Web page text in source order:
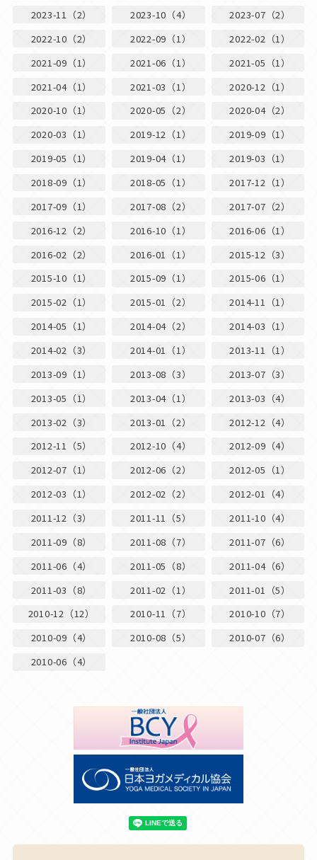
2023-11（2）
2023-10（4）
2023-07（2）
2022-10（2）
2022-09（1）
2022-02（1）
2021-09（1）
2021-06（1）
2021-05（1）
2021-04（1）
2021-03（1）
2020-12（1）
2020-10（1）
2020-05（2）
2020-04（2）
2020-03（1）
2019-12（1）
2019-09（1）
2019-05（1）
2019-04（1）
2019-03（1）
2018-09（1）
2018-05（1）
2017-12（1）
2017-09（1）
2017-08（2）
2017-07（2）
2016-12（2）
2016-10（1）
2016-06（1）
2016-02（2）
2016-01（1）
2015-12（3）
2015-10（1）
2015-09（1）
2015-06（1）
2015-02（1）
2015-01（2）
2014-11（1）
2014-05（1）
2014-04（2）
2014-03（1）
2014-02（3）
2014-01（1）
2013-11（1）
2013-09（1）
2013-08（3）
2013-07（3）
2013-05（1）
2013-04（1）
2013-03（4）
2013-02（3）
2013-01（2）
2012-12（4）
2012-11（5）
2012-10（4）
2012-09（4）
2012-07（1）
2012-06（2）
2012-05（1）
2012-03（1）
2012-02（2）
2012-01（4）
2011-12（3）
2011-11（5）
2011-10（4）
2011-09（8）
2011-08（7）
2011-07（6）
2011-06（4）
2011-05（8）
2011-04（6）
2011-03（8）
2011-02（1）
2011-01（5）
2010-12（12）
2010-11（7）
2010-10（7）
2010-09（4）
2010-08（5）
2010-07（6）
2010-06（4）